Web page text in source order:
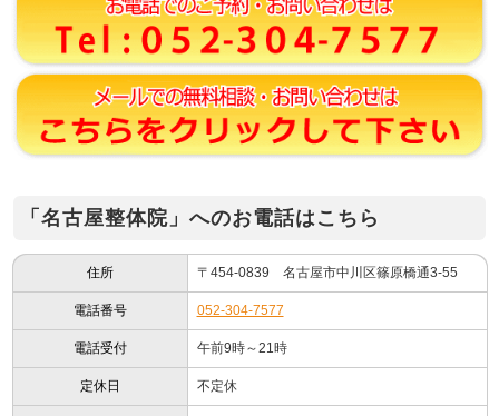
「名古屋整体院」へのお電話はこちら
住所 〒454-0839 名古屋市中川区篠原橋通3-55
電話番号 052-304-7577
電話受付 午前9時～21時
定休日 不定休